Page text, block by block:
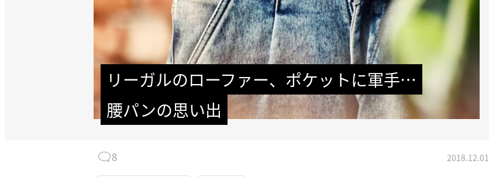
リーガルのローファー、ポケットに軍手…
腰パンの思い出
8 2018.12.01